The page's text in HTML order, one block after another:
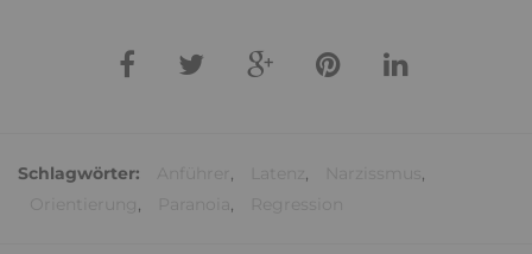
Schlagwörter: , ,
,
, ,